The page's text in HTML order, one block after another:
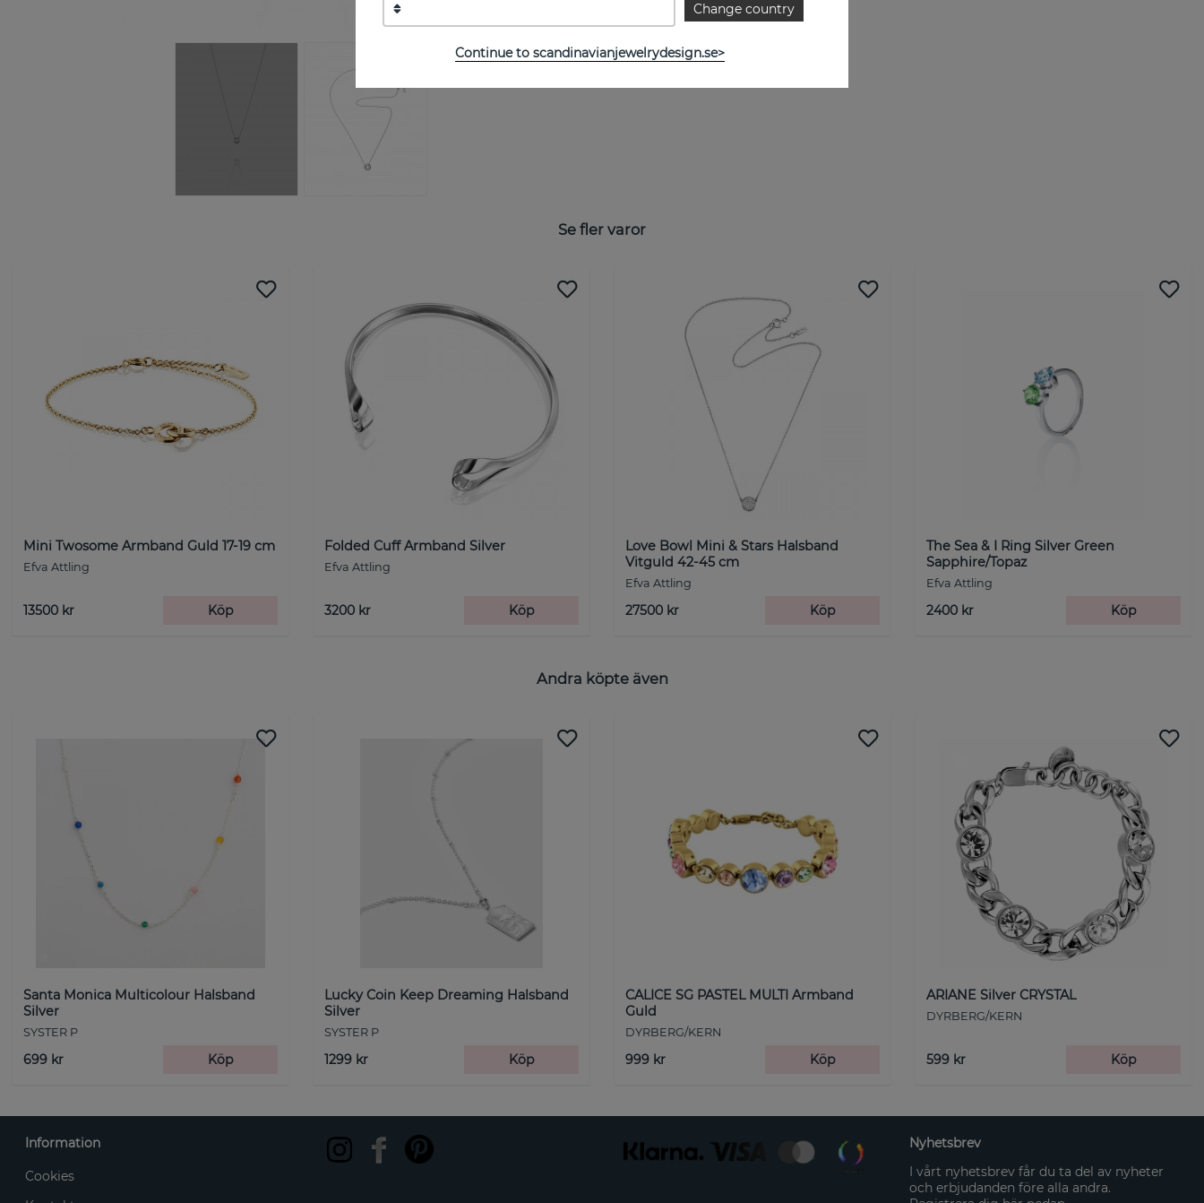
Se fler varor
Mini Twosome Armband Guld 17-19 cm
Efva Attling
13500 kr Köp
Folded Cuff Armband Silver
Efva Attling
3200 kr Köp
Love Bowl Mini & Stars Halsband
Vitguld 42-45 cm
Efva Attling
27500 kr Köp
The Sea & I Ring Silver Green
Sapphire/Topaz
Efva Attling
2400 kr Köp
Andra köpte även
Santa Monica Multicolour Halsband
Silver
SYSTER P
699 kr Köp
Lucky Coin Keep Dreaming Halsband
Silver
SYSTER P
1299 kr Köp
CALICE SG PASTEL MULTI Armband
Guld
DYRBERG/KERN
999 kr Köp
ARIANE Silver CRYSTAL
DYRBERG/KERN
599 kr Köp
Change country
Continue to scandinavianjewelrydesign.se>
Information
Cookies
Nyhetsbrev
I vårt nyhetsbrev får du ta del av nyheter
och erbjudanden före alla andra.